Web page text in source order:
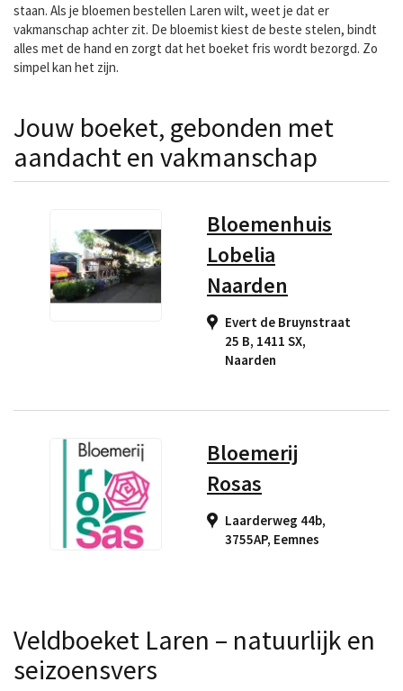
staan. Als je bloemen bestellen Laren wilt, weet je dat er
vakmanschap achter zit. De bloemist kiest de beste stelen, bindt
alles met de hand en zorgt dat het boeket fris wordt bezorgd. Zo
simpel kan het zijn.
Jouw boeket, gebonden met
aandacht en vakmanschap
Bloemenhuis
Lobelia
Naarden
Evert de Bruynstraat
25 B, 1411 SX,
Naarden
Bloemerij
Rosas
Laarderweg 44b,
3755AP, Eemnes
Veldboeket Laren – natuurlijk en
seizoensvers